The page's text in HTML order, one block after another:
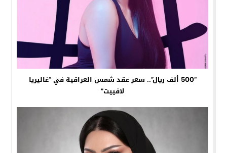
“500 ألف ريال”.. سعر عقد شمس العراقية في “غاليريا
لافييت”